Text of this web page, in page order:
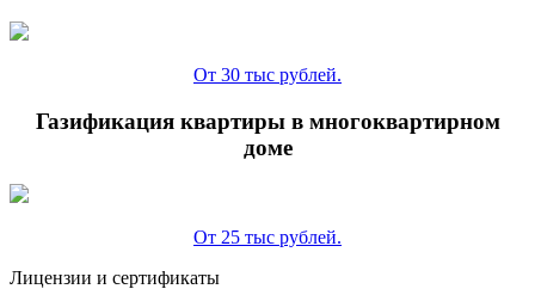
От 30 тыс рублей.
Газификация квартиры в многоквартирном
доме
От 25 тыс рублей.
Лицензии и сертификаты